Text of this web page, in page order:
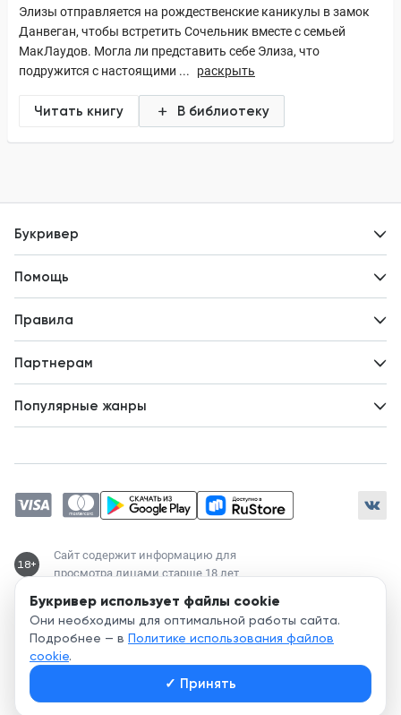
Букривер использует файлы cookie
Они необходимы для оптимальной работы сайта.
Подробнее — в Политике использования файлов
cookie.
✓ Принять
Элизы отправляется на рождественские каникулы в замок
Данвеган, чтобы встретить Сочельник вместе с семьей
МакЛаудов. Могла ли представить себе Элиза, что
подружится с настоящими ...
раскрыть
Читать книгу В библиотеку
Букривер
Новости
Помощь
Правила
Партнерам
Популярные жанры
Магические академии
Современный любовный роман
Любовное фэнтези
18+
Сайт содержит информацию для
просмотра лицами старше 18 лет
Служба поддержки:
support@bookriver.ru
2020-
© Bookriver — литературно-издательская площадка,
объединяющая читателей и авторов.